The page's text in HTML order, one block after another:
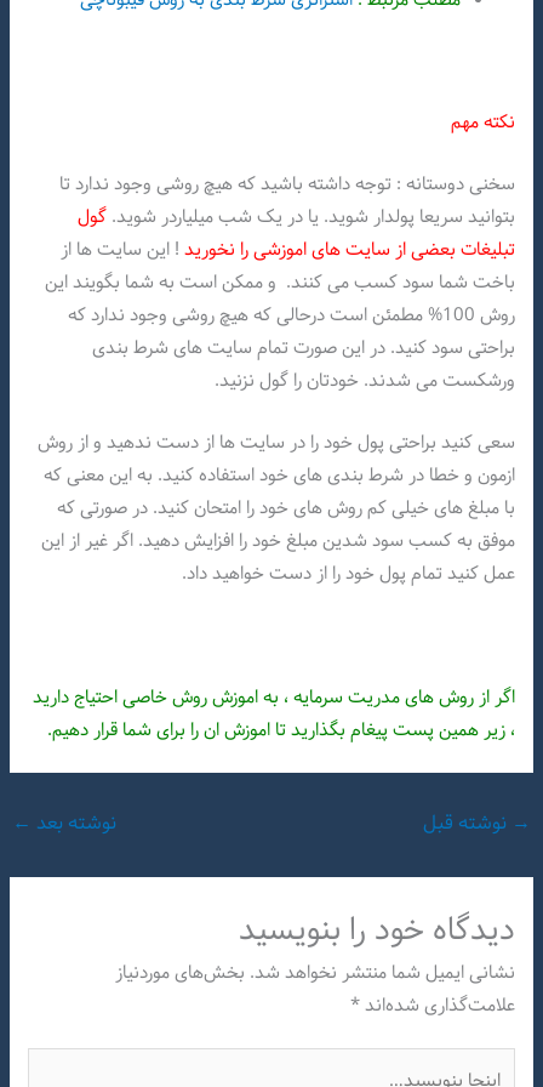
نکته مهم
سخنی دوستانه : توجه داشته باشید که هیچ روشی وجود ندارد تا
بتوانید سریعا پولدار شوید. یا در یک شب میلیاردر شوید.گول
تبلیغات بعضی از سایت های اموزشی را نخورید ! این سایت ها از
باخت شما سود کسب می کنند. و ممکن است به شما بگویند این
روش 100% مطمئن است درحالی که هیچ روشی وجود ندارد که
براحتی سود کنید. در این صورت تمام سایت های شرط بندی
ورشکست می شدند. خودتان را گول نزنید.
سعی کنید براحتی پول خود را در سایت ها از دست ندهید و از روش
ازمون و خطا در شرط بندی های خود استفاده کنید. به این معنی که
با مبلغ های خیلی کم روش های خود را امتحان کنید. در صورتی که
موفق به کسب سود شدین مبلغ خود را افزایش دهید. اگر غیر از این
عمل کنید تمام پول خود را از دست خواهید داد.
اگر از روش های مدریت سرمایه ، به اموزش روش خاصی احتیاج دارید
، زیر همین پست پیغام بگذارید تا اموزش ان را برای شما قرار دهیم.
→ نوشته قبل نوشته بعد ←
دیدگاه‌ خود را بنویسید
نشانی ایمیل شما منتشر نخواهد شد. بخش‌های موردنیاز
علامت‌گذاری شده‌اند*